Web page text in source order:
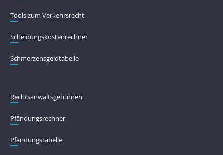
Tools zum Verkehrsrecht
Scheidungskostenrechner
Schmerzensgeldtabelle
Rechtsanwaltsgebühren
Pfändungs­rechner
Pfändungs­tabelle